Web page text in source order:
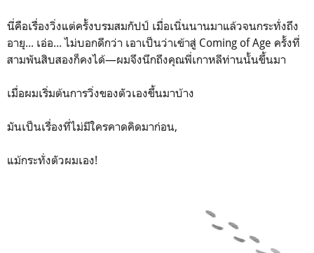
นี่คือเรื่องวิ่งแต่ครั้งบรมสมกัปป์ เมื่อเนิ่นนานมาแล้วจนกระทั่งถึง
อายุ... เอ่อ... ไม่บอกดีกว่า เอาเป็นว่าเข้าสู่ Coming of Age ครั้งที่
สามพันสิบสองก็คงได้—ผมจึงนึกถึงคุณพี่เกาหลีท่านนั้นขึ้นมา
เมื่อผมเริ่มต้นการวิ่งของตัวเองขึ้นมาบ้าง
มันเป็นเรื่องที่ไม่มีใครคาดคิดมาก่อน,
แม้กระทั่งตัวผมเอง!